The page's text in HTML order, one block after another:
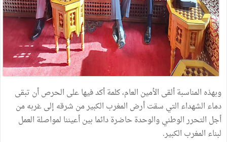
وبهذه المناسبة ألقى الأمين العام، كلمة أكد فيها على الحرص أن تبقى
دماء الشهداء التي سقت أرض المغرب الكبير من شرقه إلى غربه من
أجل التحرر الوطني والوحدة حاضرة دائما بين أعيننا لمواصلة العمل
لبناء المغرب الكبير.